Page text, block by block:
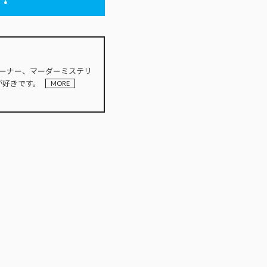
ナー、マーダーミステリ
きです。
MORE